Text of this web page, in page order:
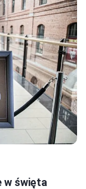
w święta